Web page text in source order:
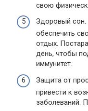
свою
Здоровый сон.
обеспечить
отдых.
день, чтобы
иммунитет.
Защита от
привести к
заболеваний.